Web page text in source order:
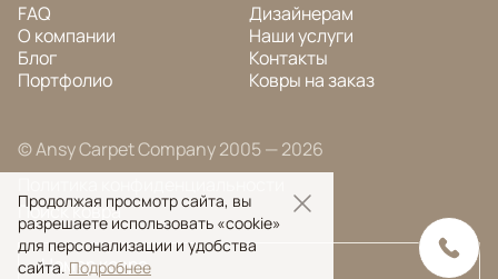
FAQ
О компании
Блог
Портфолио
Дизайнерам
Наши услуги
Контакты
Ковры на заказ
© Ansy Carpet Company 2005 — 2026
Поиск ковра
Продолжая просмотр сайта, вы
разрешаете использовать «cookie»
для персонализации и удобства
сайта. Подробнее